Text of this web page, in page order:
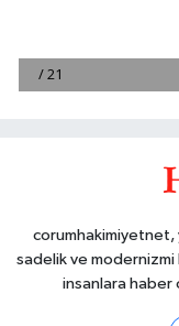
corumhakimiyetnet,
sadelik ve modernizmi
insanlara haber